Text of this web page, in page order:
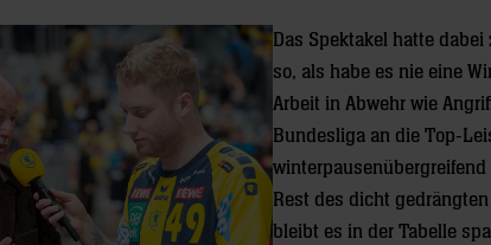
Das Spektakel hatte
so, als habe es nie eine
Arbeit in Abwehr wie
Bundesliga an die Top-
Rest des dicht
bleibt es in der Tabelle